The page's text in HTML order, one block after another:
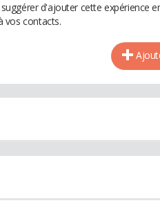
d'ajouter cette expérience
vos contacts.